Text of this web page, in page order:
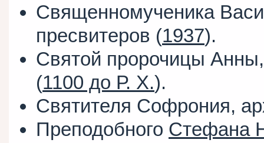
Священномученика
пресвитеров (1937).
Святой пророчицы
(1100 до Р. Х.).
Святителя Софрония,
Преподобного Стефана